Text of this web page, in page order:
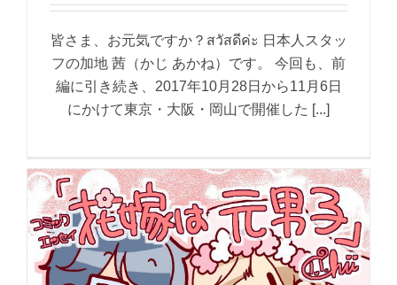
皆さま、お元気ですか？สวัสดีค่ะ 日本人スタッ
フの加地 茜（かじ あかね）です。 今回も、前
編に引き続き、2017年10月28日から11月6日
にかけて東京・大阪・岡山で開催した [...]